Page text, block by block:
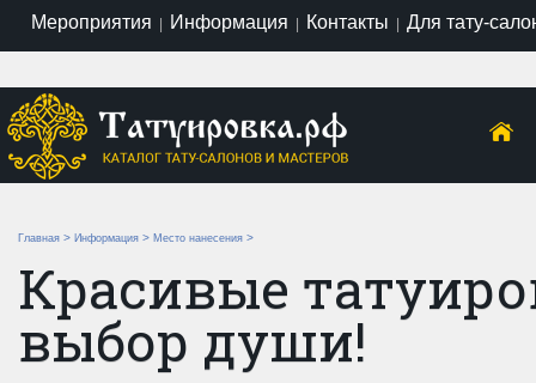
Мероприятия | Информация | Контакты | Для тату-
Главная > Информация > Место нанесения >
Красивые
выбор души!